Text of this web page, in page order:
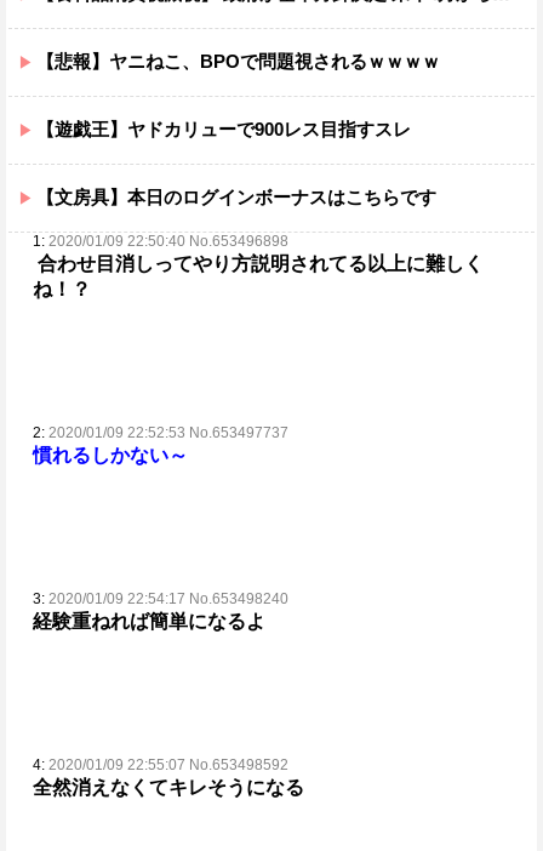
【悲報】ヤニねこ、BPOで問題視されるｗｗｗｗ
【遊戯王】ヤドカリューで900レス目指すスレ
【文房具】本日のログインボーナスはこちらです
1: 2020/01/09 22:50:40 No.653496898
合わせ目消しってやり方説明されてる以上に難しく
ね！？
2: 2020/01/09 22:52:53 No.653497737
慣れるしかない～
3: 2020/01/09 22:54:17 No.653498240
経験重ねれば簡単になるよ
4: 2020/01/09 22:55:07 No.653498592
全然消えなくてキレそうになる